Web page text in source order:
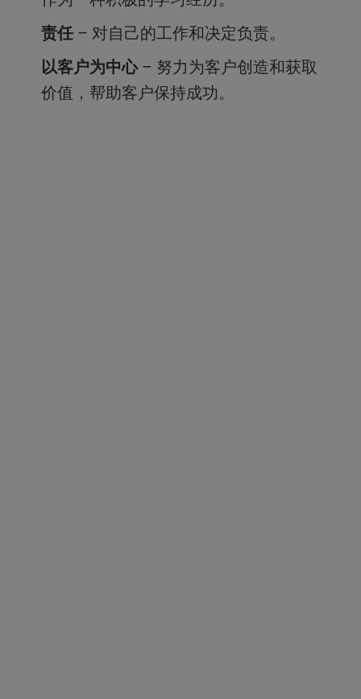
责任– 对自己的工作和决定负责。
以客户为中心– 努力为客户创造和获取
价值，帮助客户保持成功。